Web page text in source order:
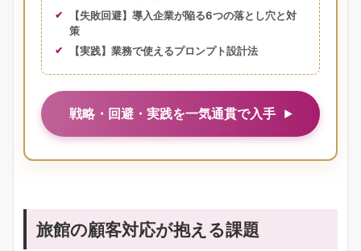
【失敗回避】導入企業が陥る6つの落とし穴と対
策
【実践】業務で使えるプロンプト設計法
戦略・回避・実践を一気通貫で入手
旅館の顧客対応が抱える課題